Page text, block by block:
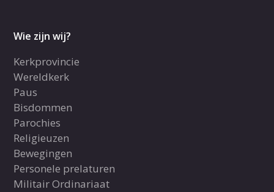
Wie zijn wij?
Kerkprovincie
Wereldkerk
Paus
Bisdommen
Parochies
Religieuzen
Bewegingen
Personele prelaturen
Militair Ordinariaat